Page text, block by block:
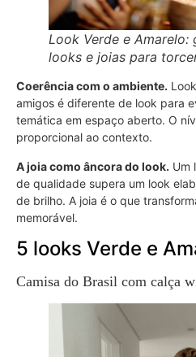
Look Verde e Amarelo:
looks e joias para
Coerência com o ambiente.
amigos é diferente de look para
temática em espaço aberto. O
proporcional ao contexto.
A joia como âncora do look. Um
de qualidade supera um look
de brilho. A joia é o que
memorável.
5 looks Verde e
Camisa do Brasil com calça